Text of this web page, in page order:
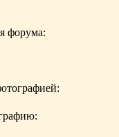
форума: